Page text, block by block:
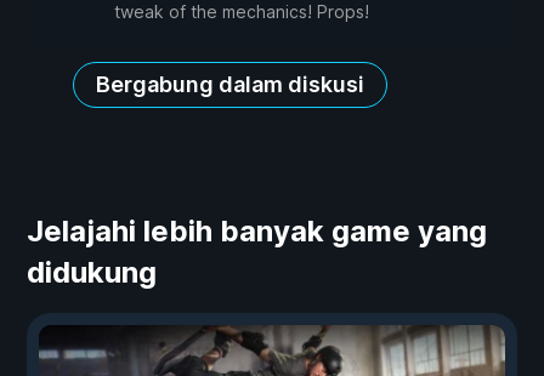
tweak of the mechanics! Props!
Bergabung dalam diskusi
Jelajahi lebih banyak game yang
didukung